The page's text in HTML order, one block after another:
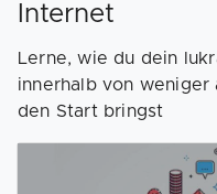
Internet
Lerne, wie du dein
innerhalb von weniger
den Start bringst